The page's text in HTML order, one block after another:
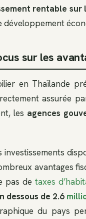
rentable sur
sur les
en Thaïlande
assurée
les agences
avantages
pas detaxes
dessous de 2.6
du pays